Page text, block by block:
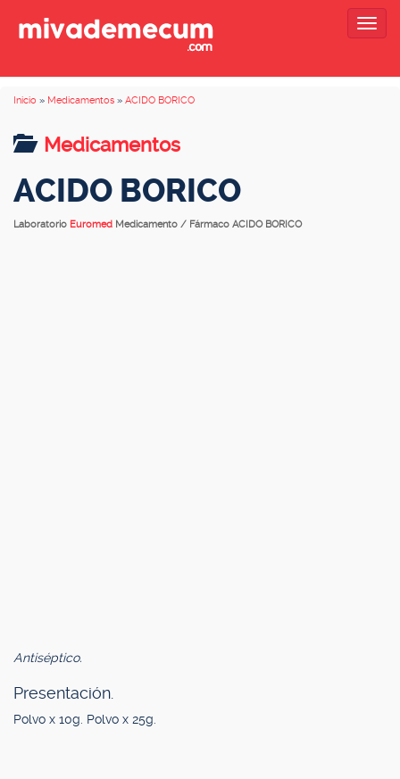
Inicio » Medicamentos » ACIDO BORICO
Medicamentos
ACIDO BORICO
Laboratorio Euromed Medicamento / Fármaco ACIDO BORICO
Antiséptico.
Presentación.
Polvo x 10g. Polvo x 25g.